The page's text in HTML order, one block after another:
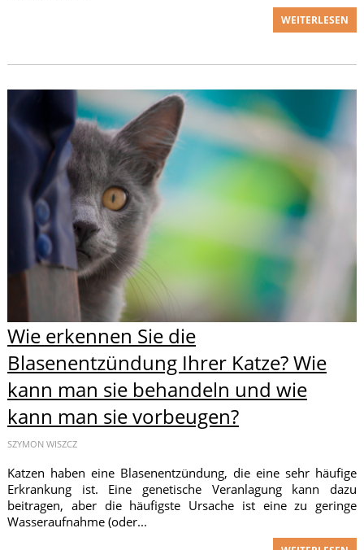
WEITERLESEN
Wie erkennen Sie die
Blasenentzündung Ihrer Katze? Wie
kann man sie behandeln und wie
kann man sie vorbeugen?
SZYMON WISZCZ
Katzen haben eine Blasenentzündung, die eine sehr häufige
Erkrankung ist. Eine genetische Veranlagung kann dazu
beitragen, aber die häufigste Ursache ist eine zu geringe
Wasseraufnahme (oder...